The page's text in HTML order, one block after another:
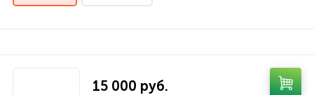
15 000 руб.